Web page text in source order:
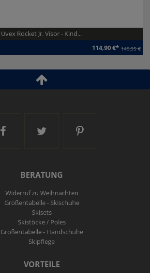
Uvex Rocket Jr. Visor - Kind...
114,90 €* 149,95 €
Ski and More auf Facebook
Ski and More auf
Ski and More
BERATUNG
Widerruf zu Weihnachten
Größentabelle - Skischuhe
Skisets
Skistöcke / Poles
Größentabelle - Handschuhe
Skipflege
VORTEILE